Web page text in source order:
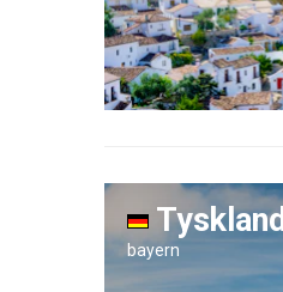
Tyskland
bayern